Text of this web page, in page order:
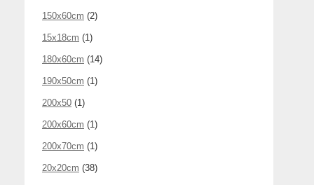
150x60cm (2)
15x18cm (1)
180x60cm (14)
190x50cm (1)
200x50 (1)
200x60cm (1)
200x70cm (1)
20x20cm (38)